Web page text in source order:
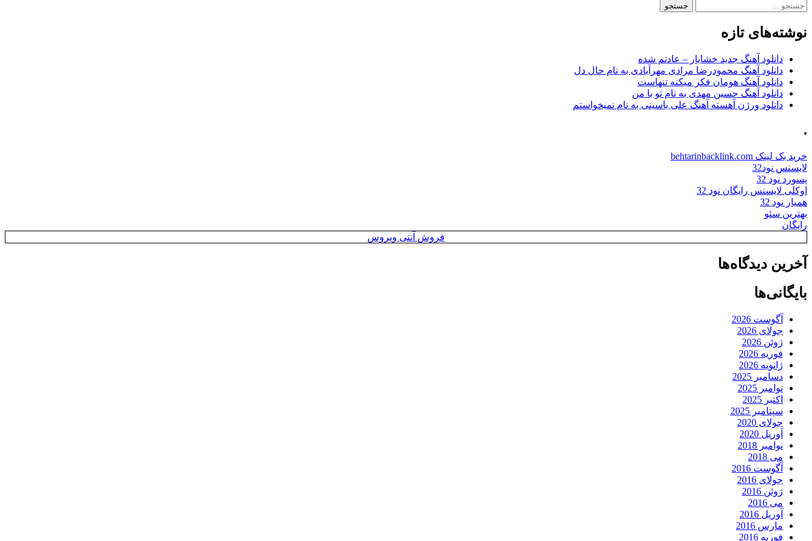
جستجو
نوشته‌های تازه
دانلود آهنگ جدید خشایار – عادتم شده
دانلود آهنگ محمودرضا مرادی مهرآبادی به نام حال دل
دانلود آهنگ هومان فکر میکنه تنهاست
دانلود آهنگ حسین مهدی به نام تو با من
دانلود ورژن آهسته آهنگ علی یاسینی به نام نمیخواستم
.
خرید بک لینک behtarinbacklink.com
لایسنس نود32
پسورد نود 32
اوکلی لایسنس رایگان نود 32
همیار نود 32
بهترین سئو
رایگان
فروش آنتی ویروس
آخرین دیدگاه‌ها
بایگانی‌ها
آگوست 2026
جولای 2026
ژوئن 2026
فوریه 2026
ژانویه 2026
دسامبر 2025
نوامبر 2025
اکتبر 2025
سپتامبر 2025
جولای 2020
آوریل 2020
نوامبر 2018
می 2018
آگوست 2016
جولای 2016
ژوئن 2016
می 2016
آوریل 2016
مارس 2016
فوریه 2016